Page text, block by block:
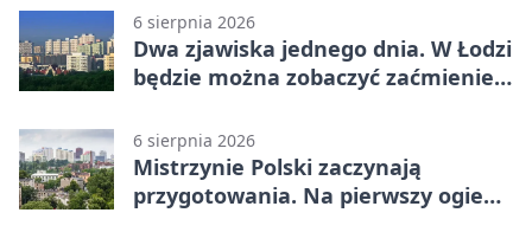
6 sierpnia 2026
Dwa zjawiska jednego dnia. W Łodzi
będzie można zobaczyć zaćmienie i
6 sierpnia 2026
Mistrzynie Polski zaczynają
przygotowania. Na pierwszy ogień